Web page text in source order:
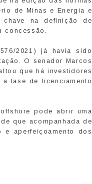
de Minas e Energia e
chave na definição de
concessão.
2021) já havia sido
O senador Marcos
que há investidores
fase de licenciamento
pode abrir uma
que acompanhada de
e aperfeiçoamento dos